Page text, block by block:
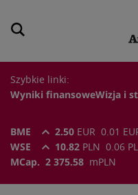
Szybkie linki:
Wyniki finansoweWizja i
BME 2.50 EUR 0.01
WSE
10.82 PLN 0.06
MCap.
2 375.58 m PLN